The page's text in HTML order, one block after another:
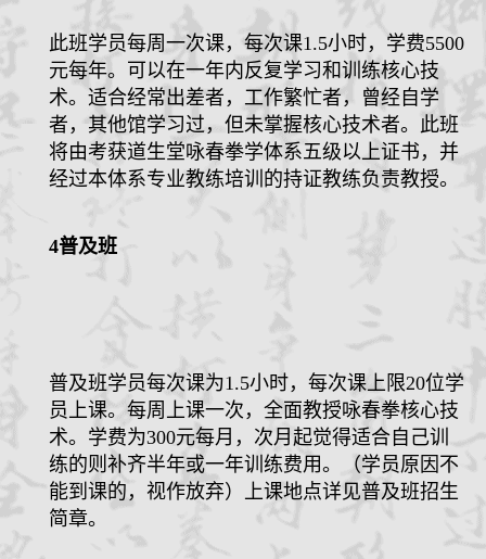
此班学员每周一次课，每次课1.5小时，学费5500
元每年。可以在一年内反复学习和训练核心技
术。适合经常出差者，工作繁忙者，曾经自学
者，其他馆学习过，但未掌握核心技术者。此班
将由考获道生堂咏春拳学体系五级以上证书，并
经过本体系专业教练培训的持证教练负责教授。
4普及班
普及班学员每次课为1.5小时，每次课上限20位学
员上课。每周上课一次，全面教授咏春拳核心技
术。学费为300元每月，次月起觉得适合自己训
练的则补齐半年或一年训练费用。（学员原因不
能到课的，视作放弃）上课地点详见普及班招生
简章。